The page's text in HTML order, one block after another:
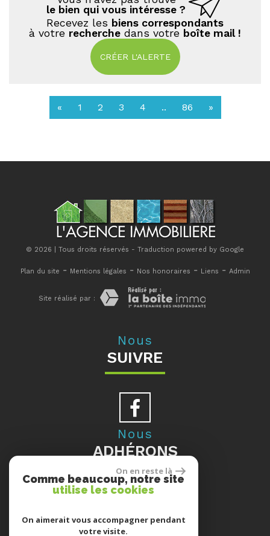
le bien qui vous intéresse ?
Recevez les biens correspondants
à votre recherche dans votre boîte mail !
CRÉER L'ALERTE
« 1 2 3 4 .. 86 »
© 2026 | Tous droits réservés - Traduction powered by Google
Plan du site - Mentions légales - Nos honoraires - Liens - Admin
Site réalisé par :
Nous
SUIVRE
Nous
ADHÉRONS
Se
On en reste là
Comme beaucoup, notre site
utilise les cookies
On aimerait vous accompagner pendant
votre visite.